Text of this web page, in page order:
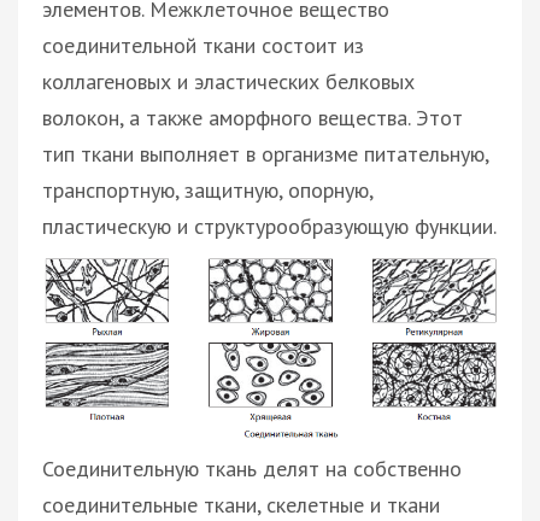
элементов. Межклеточное вещество
соединительной ткани состоит из
коллагеновых и эластических белковых
волокон, а также аморфного вещества. Этот
тип ткани выполняет в организме питательную,
транспортную, защитную, опорную,
пластическую и структурообразующую функции.
Соединительную ткань делят на собственно
соединительные ткани, скелетные и ткани